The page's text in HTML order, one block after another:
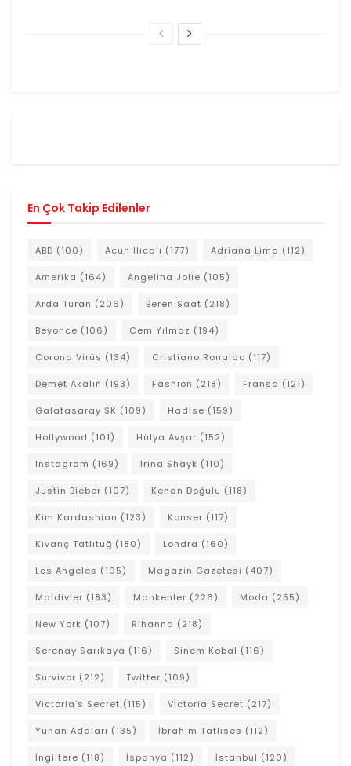
En Çok Takip Edilenler
ABD (100) Acun Ilıcalı (177) Adriana Lima (112)
Amerika (164) Angelina Jolie (105)
Arda Turan (206) Beren Saat (218)
Beyonce (106) Cem Yılmaz (194)
Corona Virüs (134) Cristiano Ronaldo (117)
Demet Akalın (193) Fashion (218) Fransa (121)
Galatasaray SK (109) Hadise (159)
Hollywood (101) Hülya Avşar (152)
Instagram (169) Irina Shayk (110)
Justin Bieber (107) Kenan Doğulu (118)
Kim Kardashian (123) Konser (117)
Kıvanç Tatlıtuğ (180) Londra (160)
Los Angeles (105) Magazin Gazetesi (407)
Maldivler (183) Mankenler (226) Moda (255)
New York (107) Rihanna (218)
Serenay Sarıkaya (116) Sinem Kobal (116)
Survivor (212) Twitter (109)
Victoria's Secret (115) Victoria Secret (217)
Yunan Adaları (135) İbrahim Tatlıses (112)
İngiltere (118) İspanya (112) İstanbul (120)